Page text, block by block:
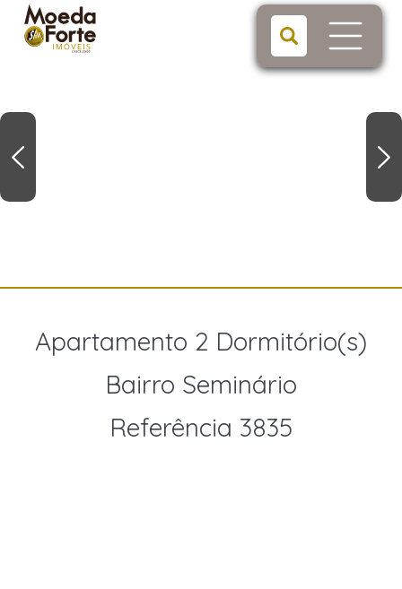
Apartamento 2 Dormitório(s)
Bairro Seminário
Referência 3835